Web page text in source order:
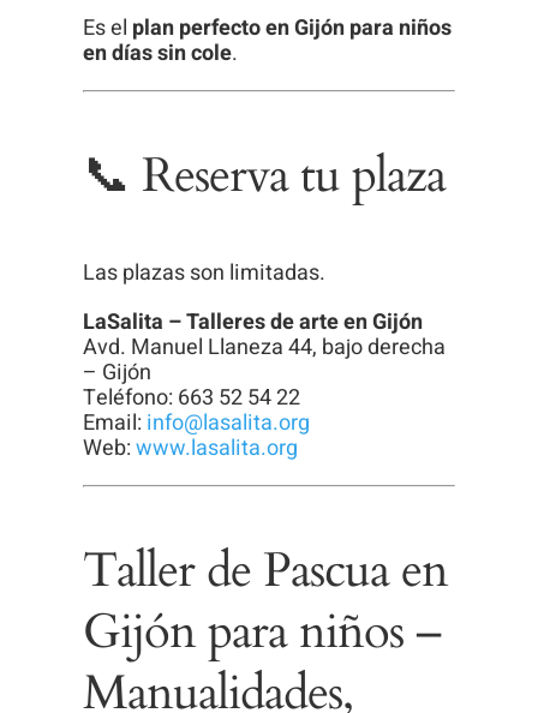
Es el plan perfecto en Gijón para niños
en días sin cole.
📞 Reserva tu plaza
Las plazas son limitadas.
LaSalita – Talleres de arte en Gijón
Avd. Manuel Llaneza 44, bajo derecha
– Gijón
Teléfono: 663 52 54 22
Email: info@lasalita.org
Web:www.lasalita.org
Taller de Pascua en
Gijón para niños –
Manualidades,